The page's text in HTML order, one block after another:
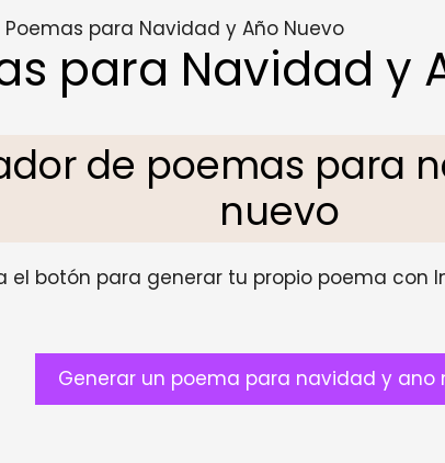
Poemas para Navidad y Año Nuevo
para Navidad y
de poemas para
nuevo
el botón para generar tu propio poema con
Generar un poema para navidad y ano